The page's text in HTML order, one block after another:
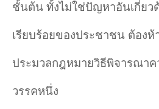
ชั้นต้น ทั้งไม่ใช่ปัญหาอันเกี่ยว
เรียบร้อยของประชาชน ต้อง
ประมวลกฎหมายวิธีพิจารณา
วรรคหนึ่ง